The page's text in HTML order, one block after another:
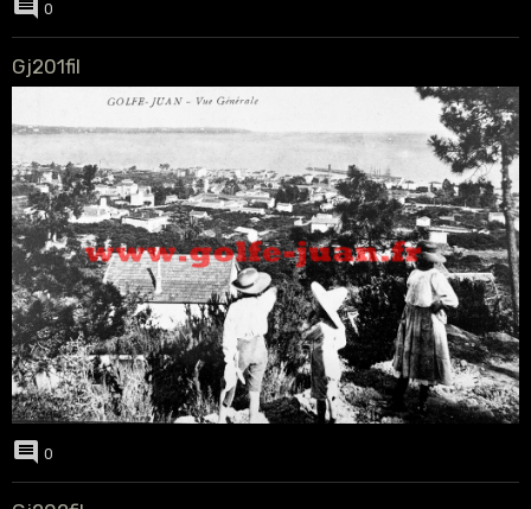
0
Gj201fil
0